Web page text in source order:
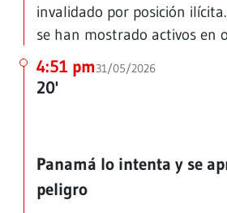
invalidado por posición
se han mostrado activos en
4:51 pm31/05/2026
20'
Panamá lo intenta y se
peligro